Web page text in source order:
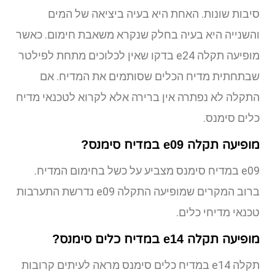
סיבות שונות. האחת היא בעיה ביציאה של המים
והשנייה היא בעיה בחלק שנקרא משאבת חימום. כאשר
מופיעה תקלה e24 בדקו שאין לכלוכים מתחת לפילטר
שבתחתית מדיח הכלים שסותמים את המדיח. אם
התקלה לא נפתרה אין ברירה אלא לקרוא לטכנאי מדיח
כלים סימנס.
מופיעה תקלה e09 במדיח סימנס?
e09 במדיח סימנס מצביע על כשל בחימום המדיח.
ברוב המקרים שמופיעה התקלה e09 נדרשת התערבות
טכנאי מדיחי כלים.
מופיעה תקלה e14 במדיח כלים סימנס?
תקלה e14 במדיח כלים סימנס מראה לעיתים קרובות